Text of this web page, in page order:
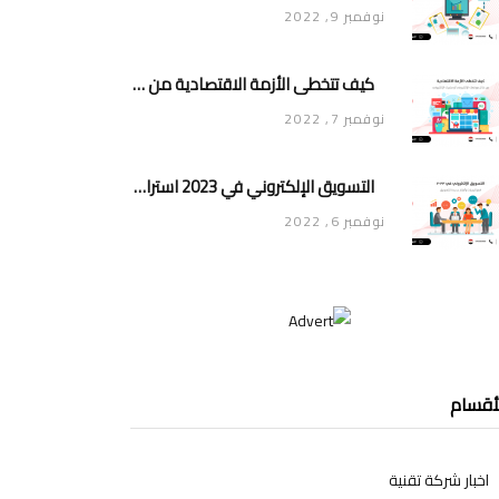
نوفمبر 9, 2022
كيف تتخطى الأزمة الاقتصادية من خلال موقعك الإلكتروني أو متجرك الإلكتروني
نوفمبر 7, 2022
التسويق الإلكتروني في 2023 استراتيجيات وأفكار جديدة للتسويق
نوفمبر 6, 2022
اخبار شركة تقنية